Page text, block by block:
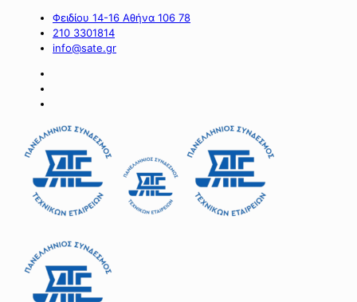
Φειδίου 14-16 Αθήνα 106 78
210 3301814
info@sate.gr